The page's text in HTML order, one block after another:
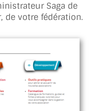
Saga de
de votre fédération.